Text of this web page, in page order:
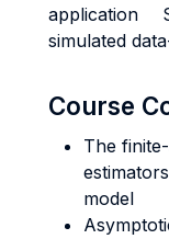
application
simulated
Course
The
model